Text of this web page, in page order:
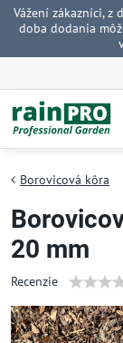
Vážení zákazníci,
doba dodania
Borovicová kôra
20 mm
Recenzie